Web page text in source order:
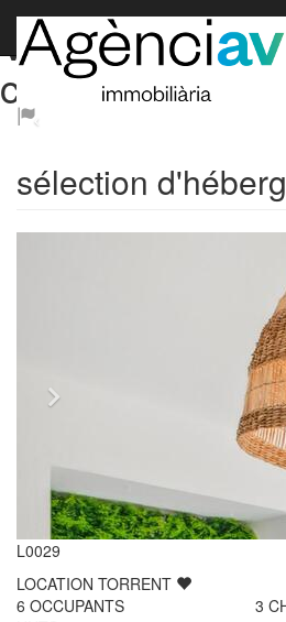
Vivez dans un
cadre côtier
sélection
L0029
LOCATION TORRENT
6 OCCUPANTS 3